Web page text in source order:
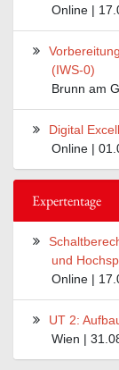
Online |
(IWS-0)
Brunn am
Digital
Online |
Expertentage
und
Online |
UT 2:
Wien |